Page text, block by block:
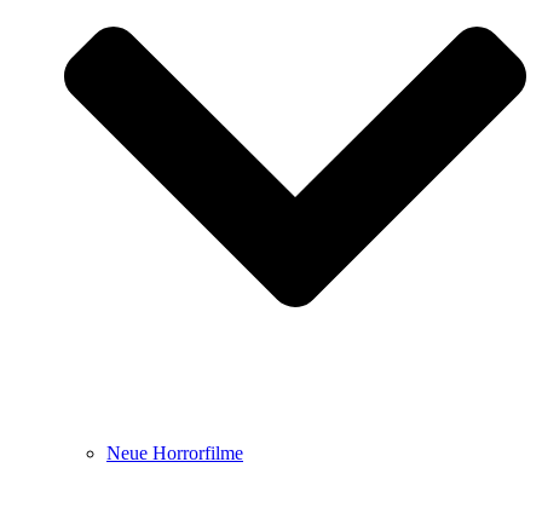
Neue Horrorfilme